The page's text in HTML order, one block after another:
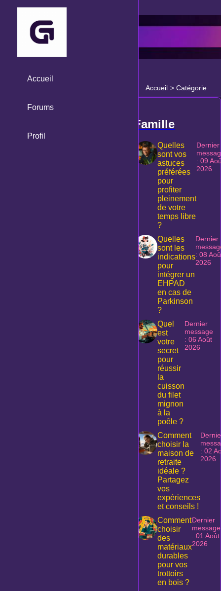
Accueil > Catégorie
Accueil
Forums
Profil
Famille
Quelles
sont vos
astuces
préférées
pour
profiter
pleinement
de votre
temps libre
?
Dernier
: 09
2026
Quelles
sont les
indications
pour
intégrer un
EHPAD
en cas de
Parkinson
?
Dernier
: 08
2026
Quel
est
votre
secret
pour
réussir
la
cuisson
du filet
mignon
à la
poêle ?
Dernier
message
: 06 Août
2026
Comment
choisir la
maison de
retraite
idéale ?
Partagez
vos
expériences
et conseils !
: 02
2026
Comment
choisir
des
matériaux
durables
pour vos
trottoirs
en bois ?
Dernier
message
: 01 Août
2026